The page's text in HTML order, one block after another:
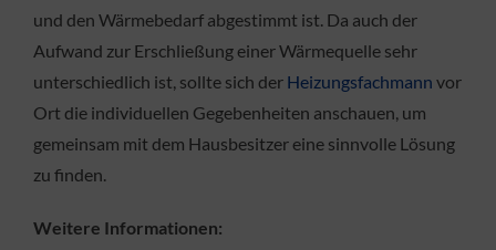
und den Wärmebedarf abgestimmt ist. Da auch der
Aufwand zur Erschließung einer Wärmequelle sehr
unterschiedlich ist, sollte sich der Heizungsfachmann vor
Ort die individuellen Gegebenheiten anschauen, um
gemeinsam mit dem Hausbesitzer eine sinnvolle Lösung
zu finden.
Weitere Informationen: